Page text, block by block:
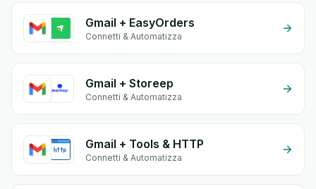
Gmail + EasyOrders
Connetti & Automatizza
Gmail + Storeep
Connetti & Automatizza
Gmail + Tools & HTTP
Connetti & Automatizza